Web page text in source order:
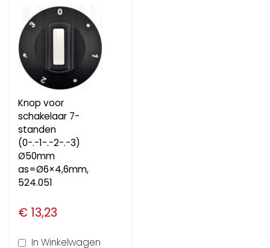
Knop voor
schakelaar 7-
standen
(0-.-1-.-2-.-3)
Ø50mm
as=Ø6×4,6mm,
524.051
€ 13,23
In Winkelwagen